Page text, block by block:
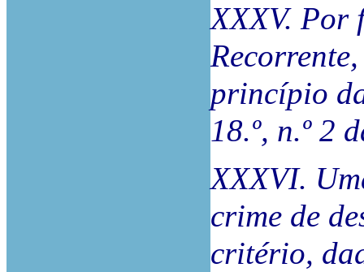
XXXV. Por
princípio
18.º, n.º 2
XXXVI.
crime de
critério,